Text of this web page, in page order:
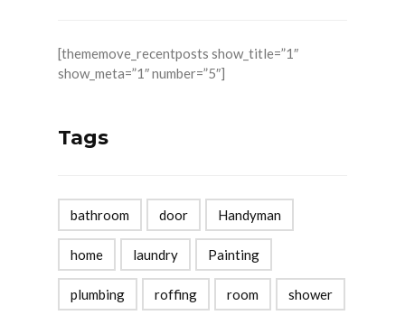
[thememove_recentposts show_title=”1″
show_meta=”1″ number=”5″]
Tags
bathroom door Handyman
home laundry Painting
plumbing roffing room shower